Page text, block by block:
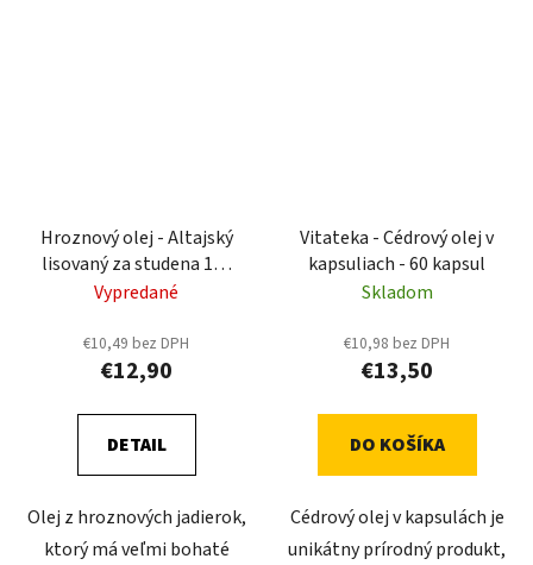
Hroznový olej - Altajský
lisovaný za studena 100
ml.,
Vypredané
€10,49 bez DPH
€12,90
DETAIL
Olej z hroznových jadierok,
ktorý má veľmi bohaté
Vitateka - Cédrový olej v
kapsuliach - 60 kapsul
Skladom
€10,98 bez DPH
€13,50
DO KOŠÍKA
Cédrový olej v kapsulách je
unikátny prírodný produkt,